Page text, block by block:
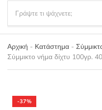
N
U
Category
name
a
r
c
h
p
Αρχική - Κατάστημα -
Σύμμικτο νήμα δίχτυ 100γρ.
-37%